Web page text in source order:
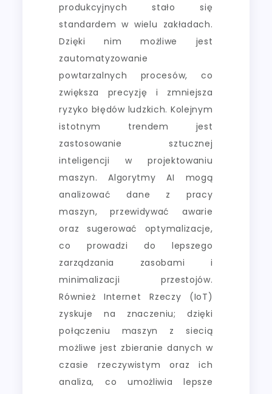
produkcyjnych stało się
standardem w wielu zakładach.
Dzięki nim możliwe jest
zautomatyzowanie
powtarzalnych procesów, co
zwiększa precyzję i zmniejsza
ryzyko błędów ludzkich. Kolejnym
istotnym trendem jest
zastosowanie sztucznej
inteligencji w projektowaniu
maszyn. Algorytmy AI mogą
analizować dane z pracy
maszyn, przewidywać awarie
oraz sugerować optymalizacje,
co prowadzi do lepszego
zarządzania zasobami i
minimalizacji przestojów.
Również Internet Rzeczy (IoT)
zyskuje na znaczeniu; dzięki
połączeniu maszyn z siecią
możliwe jest zbieranie danych w
czasie rzeczywistym oraz ich
analiza, co umożliwia lepsze